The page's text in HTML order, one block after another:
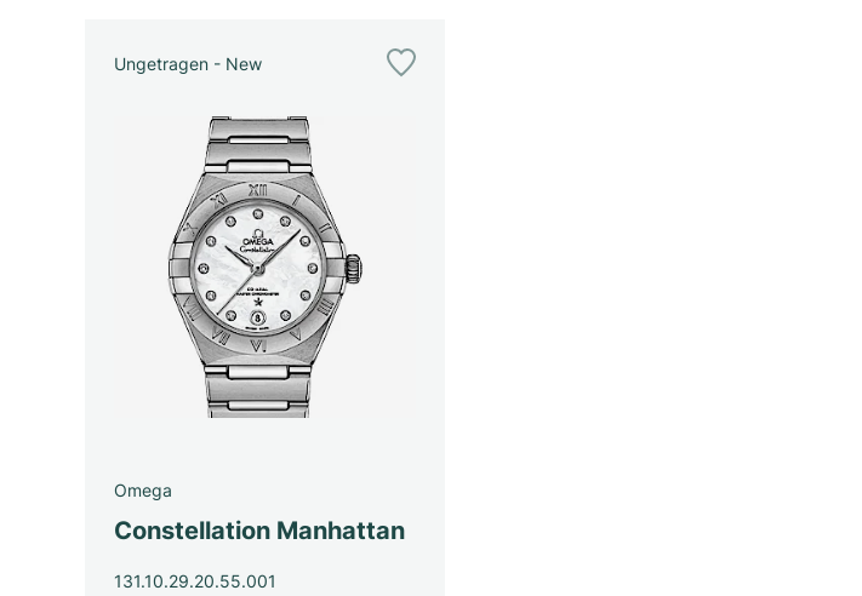
Ungetragen - New
Omega
Constellation Manhattan
131.10.29.20.55.001